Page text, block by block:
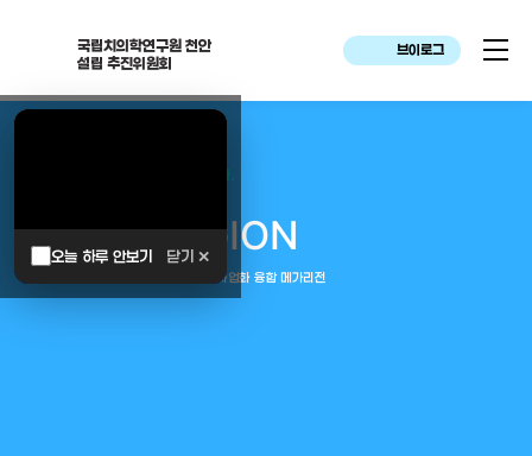
국립치의학연구원 천안
설립 추진위원회
브이로그
오늘 하루 안보기 닫기 ✕
대한민국은 두번이나 약속하였습니다.
MEGAREGION
중부권 전체를 잇는 연구–임상–평가–사업화 융합 메가리전